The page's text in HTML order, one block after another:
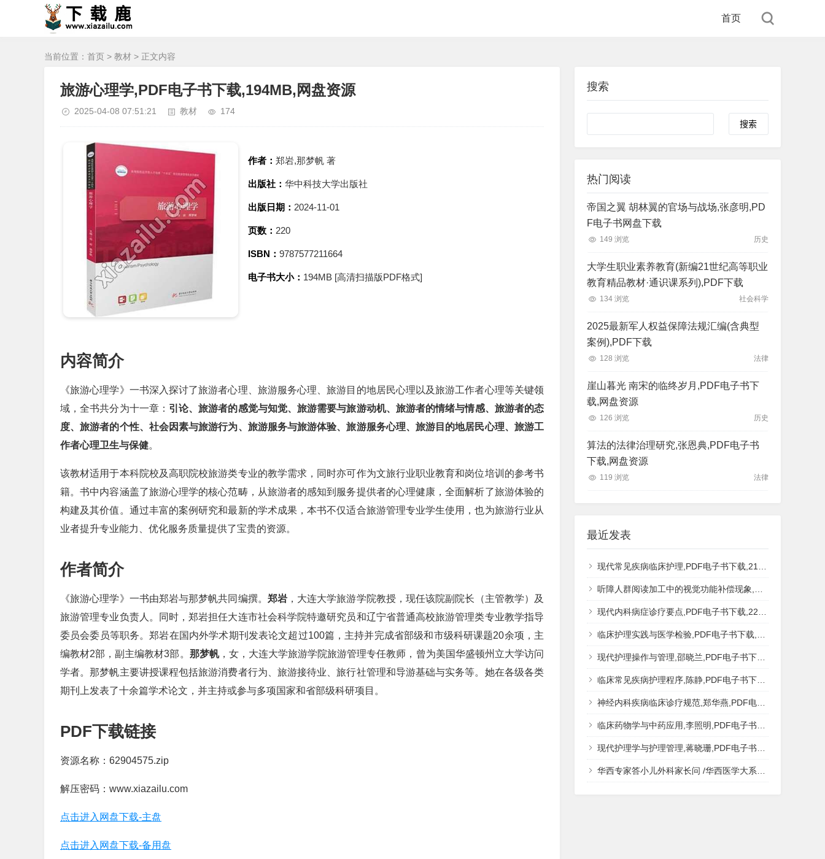
首页
当前位置： 首页 > 教材 > 正文内容
旅游心理学,PDF电子书下载,194MB,网盘资源
2025-04-08 07:51:21 教材 174
作者： 郑岩,那梦帆 著
出版社： 华中科技大学出版社
出版日期： 2024-11-01
页数： 220
ISBN： 9787577211664
电子书大小： 194MB [高清扫描版PDF格式]
内容简介
《旅游心理学》一书深入探讨了旅游者心理、旅游服务心理、旅游目的地居民心理以及旅游工作者心理等关键领
域，全书共分为十一章： 引论、旅游者的感觉与知觉、旅游需要与旅游动机、旅游者的情绪与情感、旅游者的态
度、旅游者的个性、社会因素与旅游行为、旅游服务与旅游体验、旅游服务心理、旅游目的地居民心理、旅游工
作者心理卫生与保健。
该教材适用于本科院校及高职院校旅游类专业的教学需求，同时亦可作为文旅行业职业教育和岗位培训的参考书
籍。书中内容涵盖了旅游心理学的核心范畴，从旅游者的感知到服务提供者的心理健康，全面解析了旅游体验的
构建及其价值。通过丰富的案例研究和最新的学术成果，本书不仅适合旅游管理专业学生使用，也为旅游行业从
业者提升专业能力、优化服务质量提供了宝贵的资源。
作者简介
《旅游心理学》一书由郑岩与那梦帆共同编撰。 郑岩，大连大学旅游学院教授，现任该院副院长（主管教学）及
旅游管理专业负责人。同时，郑岩担任大连市社会科学院特邀研究员和辽宁省普通高校旅游管理类专业教学指导
委员会委员等职务。郑岩在国内外学术期刊发表论文超过100篇，主持并完成省部级和市级科研课题20余项，主
编教材2部，副主编教材3部。 那梦帆，女，大连大学旅游学院旅游管理专任教师，曾为美国华盛顿州立大学访问
学者。那梦帆主要讲授课程包括旅游消费者行为、旅游接待业、旅行社管理和导游基础与实务等。她在各级各类
期刊上发表了十余篇学术论文，并主持或参与多项国家和省部级科研项目。
PDF下载链接
资源名称：62904575.zip
解压密码：www.xiazailu.com
点击进入网盘下载-主盘
点击进入网盘下载-备用盘
搜索
Search
热门阅读
帝国之翼 胡林翼的官场与战场,张彦明,PD
F电子书网盘下载
149 浏览 历史
大学生职业素养教育(新编21世纪高等职业
教育精品教材·通识课系列),PDF下载
134 浏览 社会科学
2025最新军人权益保障法规汇编(含典型
案例),PDF下载
128 浏览 法律
崖山暮光 南宋的临终岁月,PDF电子书下
载,网盘资源
126 浏览 历史
算法的法律治理研究,张恩典,PDF电子书
下载,网盘资源
119 浏览 法律
最近发表
现代常见疾病临床护理,PDF电子书下载,217MB,网盘资源
听障人群阅读加工中的视觉功能补偿现象,秦钊,PDF电子书下载,网盘资源
现代内科病症诊疗要点,PDF电子书下载,223MB,网盘资源
临床护理实践与医学检验,PDF电子书下载,193MB,网盘资源
现代护理操作与管理,邵晓兰,PDF电子书下载,242MB,网盘资源
临床常见疾病护理程序,陈静,PDF电子书下载,185MB,网盘资源
神经内科疾病临床诊疗规范,郑华燕,PDF电子书下载,188MB,网盘资源
临床药物学与中药应用,李照明,PDF电子书下载,202MB,网盘资源
现代护理学与护理管理,蒋晓珊,PDF电子书下载,223MB,网盘资源
华西专家答小儿外科家长问 /华西医学大系?医学科普,PDF电子书网盘下载